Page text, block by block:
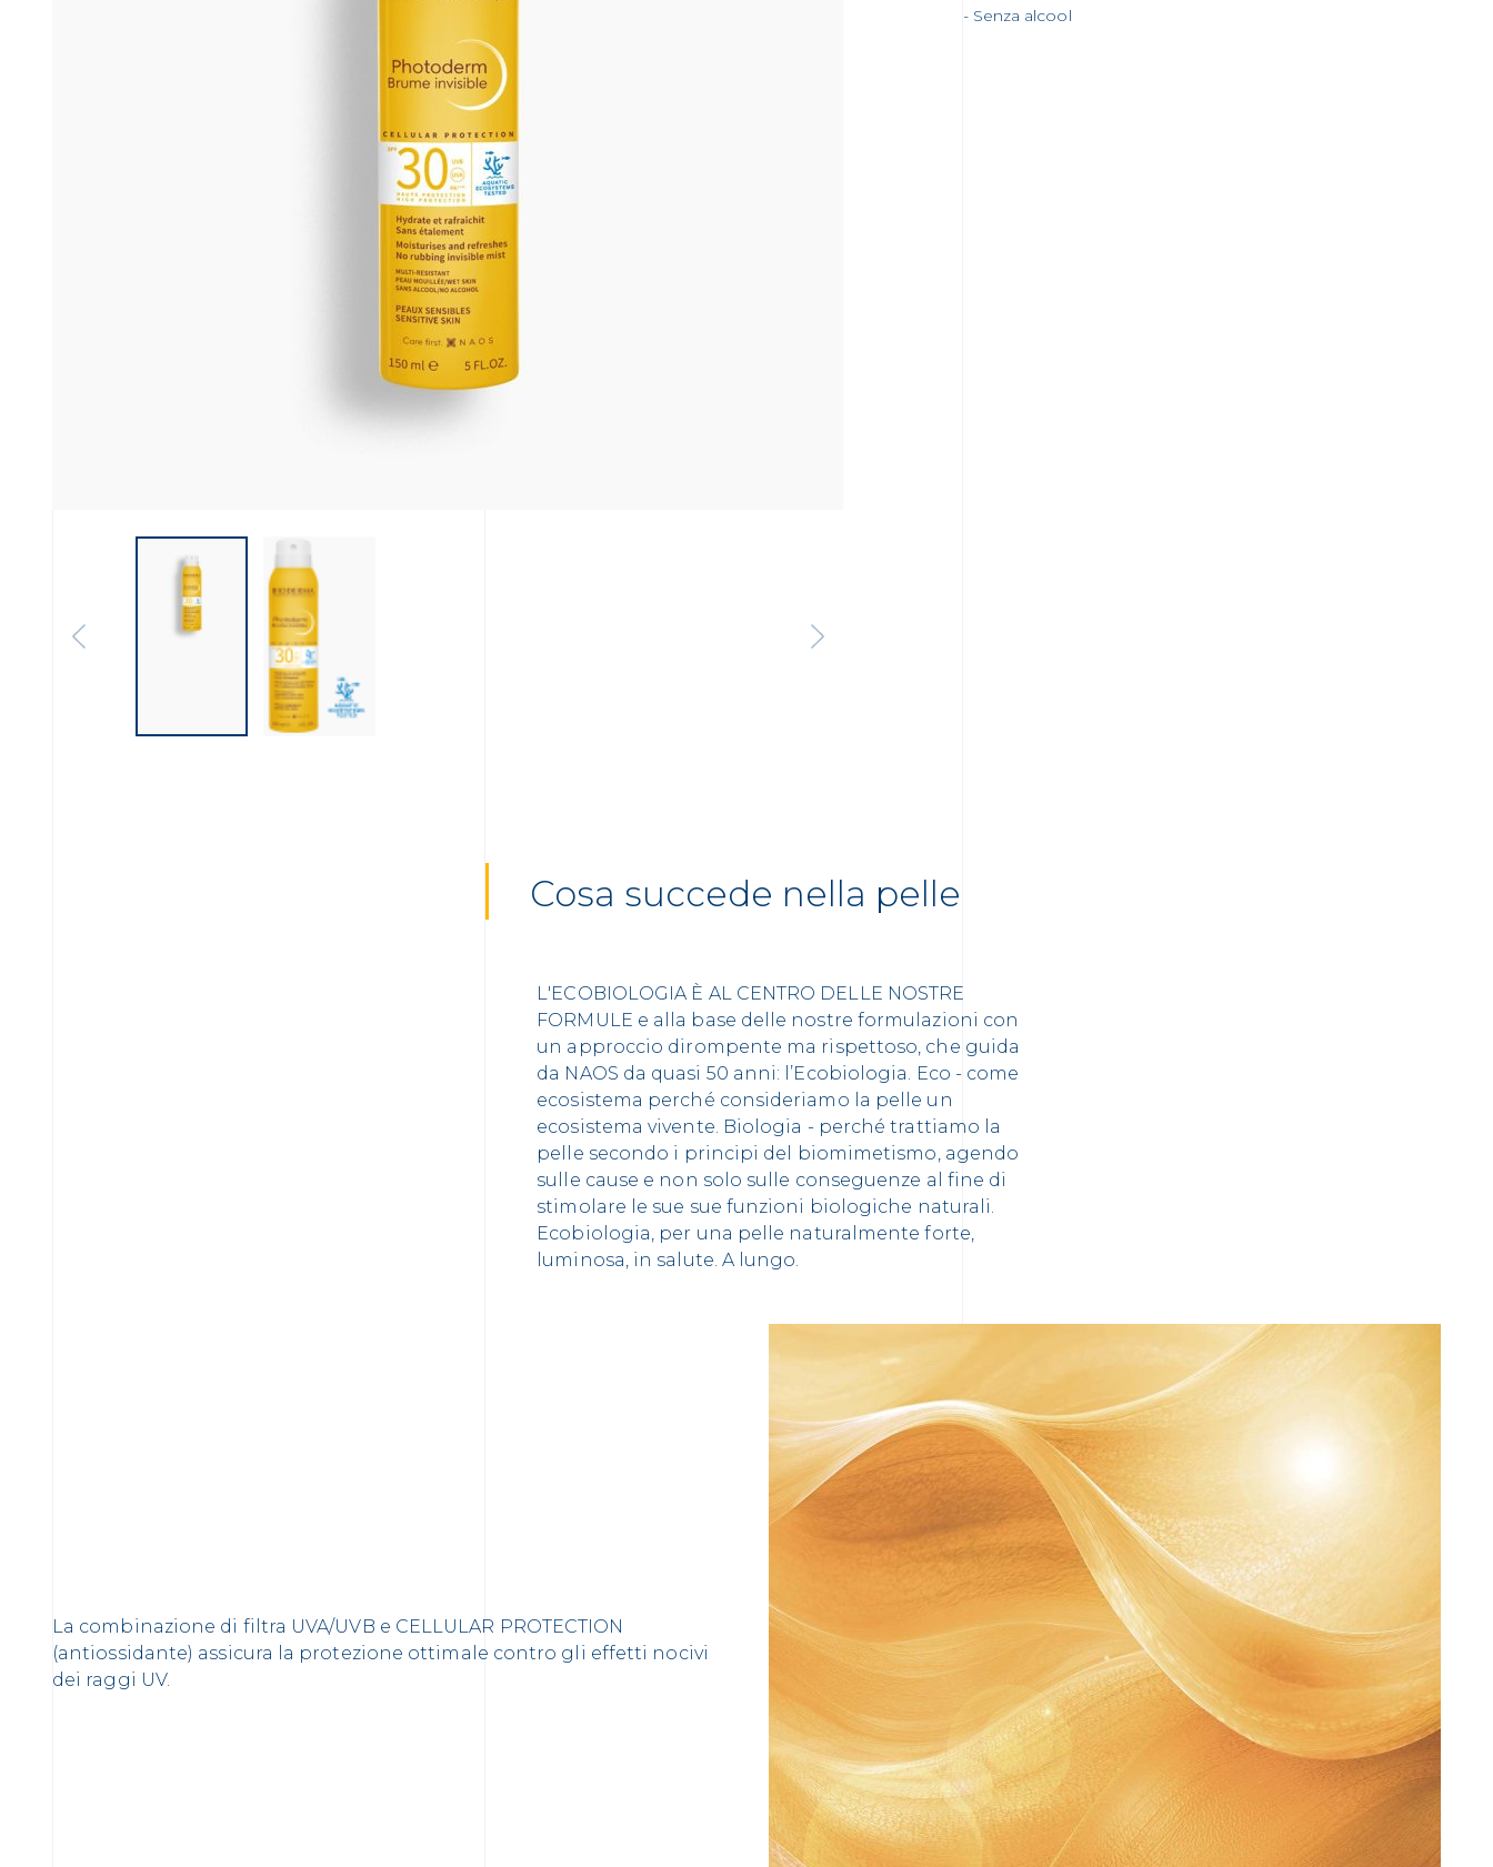
Senza alcool
Cosa succede nella pelle
L'ECOBIOLOGIA È AL CENTRO DELLE NOSTRE
FORMULE e alla base delle nostre formulazioni con
un approccio dirompente ma rispettoso, che guida
da NAOS da quasi 50 anni: l’Ecobiologia. Eco - come
ecosistema perché consideriamo la pelle un
ecosistema vivente. Biologia - perché trattiamo la
pelle secondo i principi del biomimetismo, agendo
sulle cause e non solo sulle conseguenze al fine di
stimolare le sue sue funzioni biologiche naturali.
Ecobiologia, per una pelle naturalmente forte,
luminosa, in salute. A lungo.
La combinazione di filtra UVA/UVB e CELLULAR PROTECTION
(antiossidante) assicura la protezione ottimale contro gli effetti nocivi
dei raggi UV.